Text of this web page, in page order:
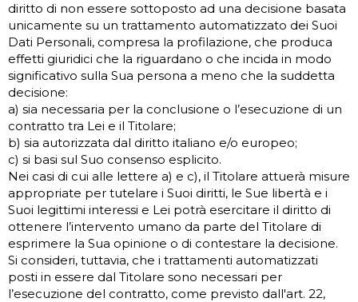
diritto di non essere sottoposto ad una decisione basata
unicamente su un trattamento automatizzato dei Suoi
Dati Personali, compresa la profilazione, che produca
effetti giuridici che la riguardano o che incida in modo
significativo sulla Sua persona a meno che la suddetta
decisione:
a) sia necessaria per la conclusione o l’esecuzione di un
contratto tra Lei e il Titolare;
b) sia autorizzata dal diritto italiano e/o europeo;
c) si basi sul Suo consenso esplicito.
Nei casi di cui alle lettere a) e c), il Titolare attuerà misure
appropriate per tutelare i Suoi diritti, le Sue libertà e i
Suoi legittimi interessi e Lei potrà esercitare il diritto di
ottenere l’intervento umano da parte del Titolare di
esprimere la Sua opinione o di contestare la decisione.
Si consideri, tuttavia, che i trattamenti automatizzati
posti in essere dal Titolare sono necessari per
l’esecuzione del contratto, come previsto dall'art. 22,